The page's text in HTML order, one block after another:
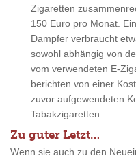
Zigaretten
150 Euro pro Monat.
Dampfer verbraucht
sowohl abhängig von
vom verwendeten E-
berichten von einer
zuvor aufgewendeten
Tabakzigaretten.
Zu guter Letzt…
Wenn sie auch zu den